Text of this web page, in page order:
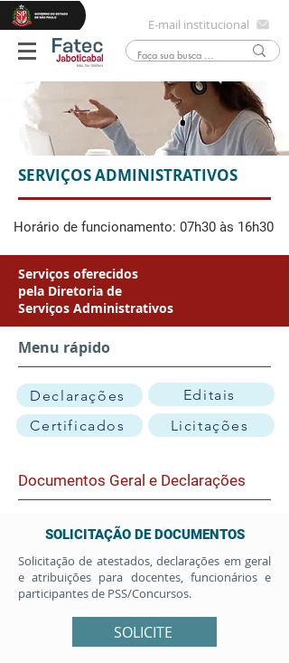
E-mail institucional
SERVIÇOS ADMINISTRATIVOS
Horário de funcionamento: 07h30 às 16h30
Serviços oferecidos
pela Diretoria de
Serviços Administrativos
Menu rápido
Declarações
Editais
Certificados
Licitações
Documentos Geral e Declarações
SOLICITAÇÃO DE DOCUMENTOS
Solicitação de atestados, declarações em geral
e atribuições para docentes, funcionários e
participantes de PSS/Concursos.
SOLICITE